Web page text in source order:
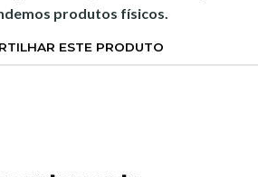
produtos físicos.
ESTE PRODUTO